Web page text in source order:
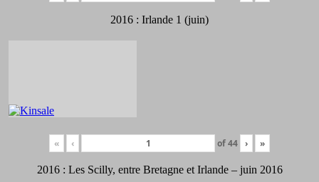
2016 : Irlande 1 (juin)
« ‹ of44 › »
2016 : Les Scilly, entre Bretagne et Irlande – juin 2016